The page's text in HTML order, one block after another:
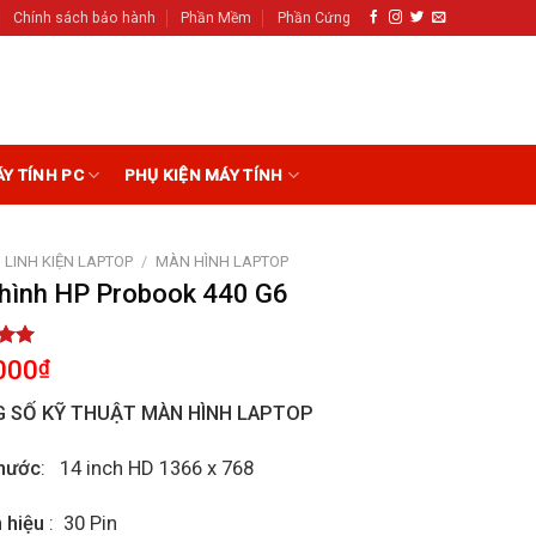
Chính sách bảo hành Phần Mềm Phần Cứng
TÍNH PC PHỤ KIỆN MÁY TÍNH
LINH KIỆN LAPTOP / MÀN HÌNH LAPTOP
HP Probook 440 G6
₫
SỐ KỸ THUẬT MÀN HÌNH LAPTOP
: 14 inch HD 1366 x 768
hiệu : 30 Pin